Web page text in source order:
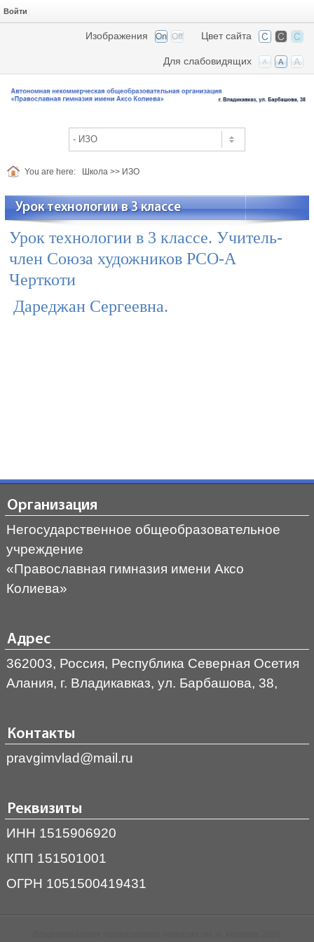
Войти
Цвет сайта
Изображения
Для слабовидящих
You are here: Школа >> ИЗО
Урок технологии в 3 классе
Урок технологии в 3 классе. Учитель-
член Союза художников РСО-А
Черткоти
Дареджан Сергеевна.
Организация
Негосударственное общеобразовательное
учреждение
«Православная гимназия имени Аксо
Колиева»
Адрес
362003, Россия, Республика Северная Осетия
Алания, г. Владикавказ, ул. Барбашова, 38,
Контакты
pravgimvlad@mail.ru
Реквизиты
ИНН 1515906920
КПП 151501001
ОГРН 1051500419431